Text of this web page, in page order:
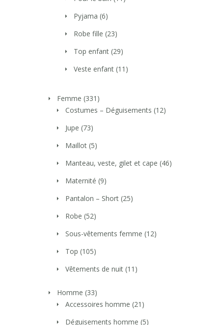
Pyjama (6)
Robe fille (23)
Top enfant (29)
Veste enfant (11)
Femme (331)
Costumes – Déguisements (12)
Jupe (73)
Maillot (5)
Manteau, veste, gilet et cape (46)
Maternité (9)
Pantalon – Short (25)
Robe (52)
Sous-vêtements femme (12)
Top (105)
Vêtements de nuit (11)
Homme (33)
Accessoires homme (21)
Déguisements homme (5)